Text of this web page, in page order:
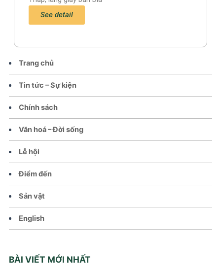
Trang chủ
Tin tức – Sự kiện
Chính sách
Văn hoá – Đời sống
Lễ hội
Điểm đến
Sản vật
English
BÀI VIẾT MỚI NHẤT
See detail